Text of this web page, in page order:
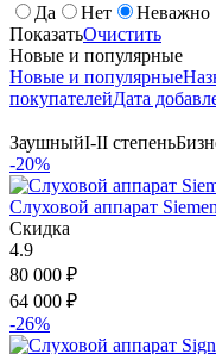
Да
Нет
Неважно
ПоказатьОчистить
Новые и популярные
Новые и популярные
покупателейДата
ЗаушныйI-II степень
-20%
Слуховой аппарат
Скидка
4.9
80 000 ₽
64 000 ₽
-26%